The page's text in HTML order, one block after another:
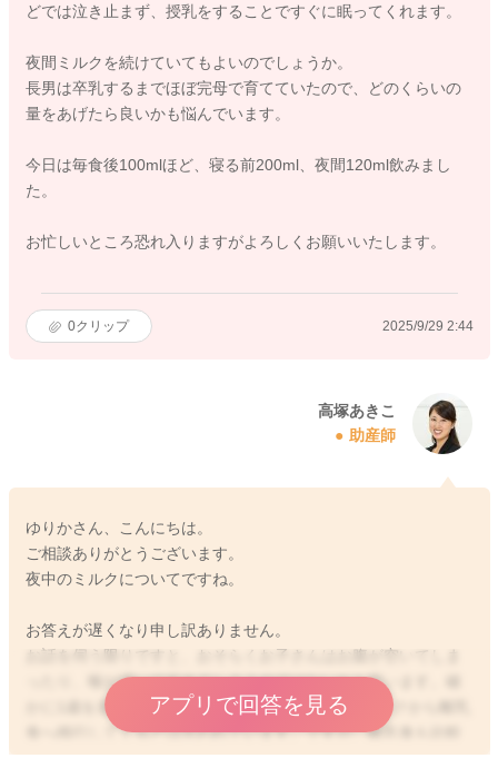
どでは泣き止まず、授乳をすることですぐに眠ってくれます。
夜間ミルクを続けていてもよいのでしょうか。
長男は卒乳するまでほぼ完母で育てていたので、どのくらいの
量をあげたら良いかも悩んでいます。
今日は毎食後100mlほど、寝る前200ml、夜間120ml飲みまし
た。
お忙しいところ恐れ入りますがよろしくお願いいたします。
0クリップ 2025/9/29 2:44
高塚あきこ
助産師
ゆりかさん、こんにちは。
ご相談ありがとうございます。
夜中のミルクについてですね。
お答えが遅くなり申し訳ありません。
お話を伺う限りですと、おそらくお子さんはお腹が空いてしま
ったり、喉が渇いて起きてしまうのではないかと思います。確
かに1歳を過ぎれば、栄養のメインはおっぱいやミルクから離乳
食へ移行してくるとは言われています。ですが、離乳食も比較
的しっかり召し上がれていて、夜中にミルクを飲むことが、例
アプリで回答を見る